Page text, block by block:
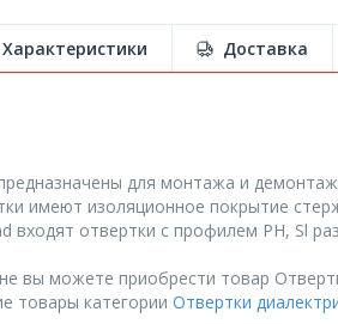
для монтажа и
имеют изоляционное покрытие
входят отвертки с профилем PH, Sl
вы можете приобрести товар
товары категорииОтвертки
Доставка